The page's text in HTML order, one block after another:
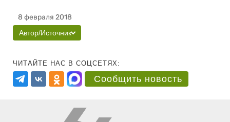
8 февраля 2018
Автор/Источник
ЧИТАЙТЕ НАС В СОЦСЕТЯХ:
Сообщить новость